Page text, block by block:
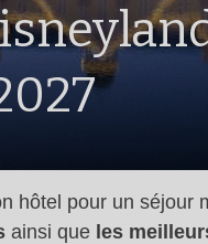
hôtel pour un séjour
ainsi que les